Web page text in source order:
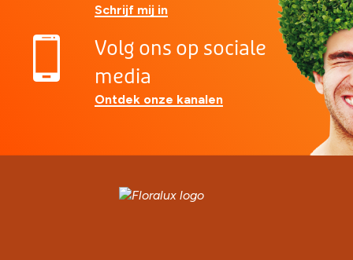
Schrijf mij in
Volg ons op sociale
media
Ontdek onze kanalen